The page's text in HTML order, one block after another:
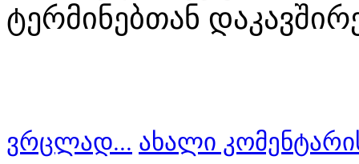
ტერმინებთან
ვრცლად... ახალი